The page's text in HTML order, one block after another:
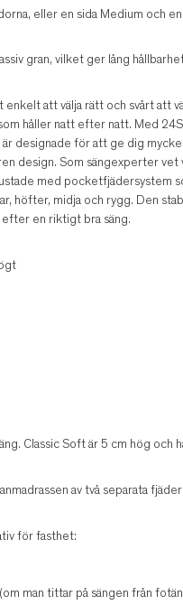
eller en sida Medium och
gran, vilket ger lång
att välja rätt och svårt att
håller natt efter natt. Med
designade för att ge dig
design. Som sängexperter vet
med pocketfjädersystem
höfter, midja och rygg. Den
en riktigt bra säng.
Classic Soft är 5 cm hög och
av två separata
för fasthet:
man tittar på sängen från